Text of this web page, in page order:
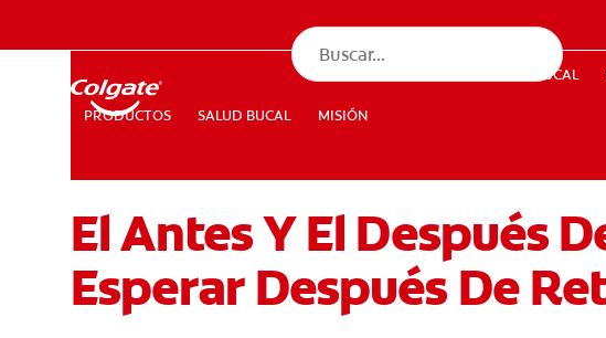
PRODUCTOS
CHEQUEO DE SALUD BUCAL
PARA PROFESIONALES CUPONES DÓNDE COMPRAR PE (ES)
PRODUCTOS SALUD BUCAL MISIÓN
CHEQUEO DE SALUD BUCAL
El Antes Y El Después
Esperar Después De